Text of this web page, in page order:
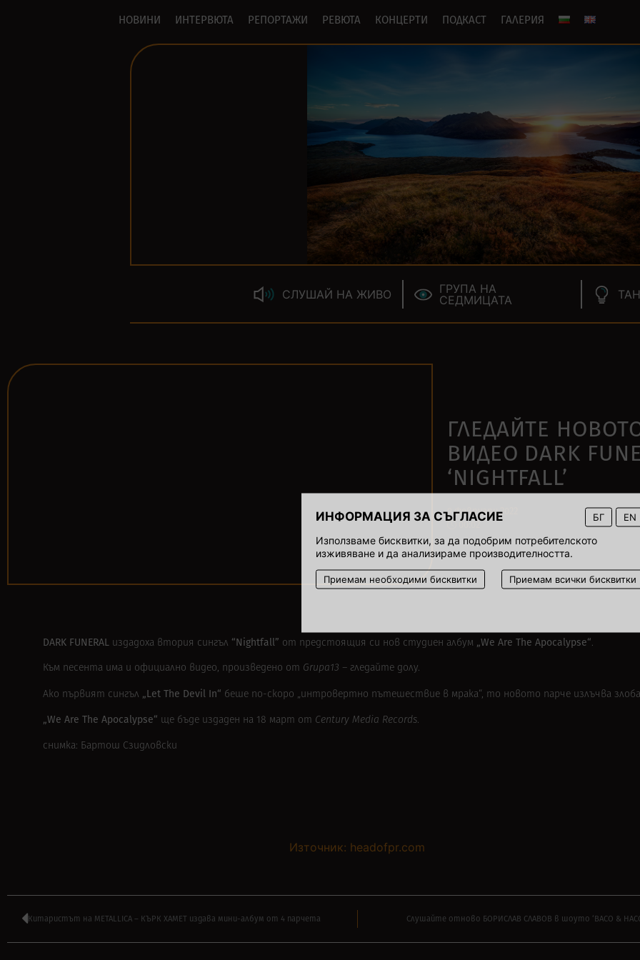
ИНФОРМАЦИЯ ЗА СЪГЛАСИЕ БГ EN
Използваме бисквитки, за да подобрим потребителското
изживяване и да анализираме производителността.
Приемам необходими бисквитки Приемам всички бисквитки
НОВИНИ ИНТЕРВЮТА РЕПОРТАЖИ РЕВЮТА КОНЦЕРТИ ПОДКАСТ ГАЛЕРИЯ
СЛУШАЙ НА ЖИВО
ГРУПА НА
СЕДМИЦАТА
ГЛЕДАЙТЕ
ВИДЕО DARK
‘NIGHTFALL’
9 февруари 2022
DARK FUNERAL издадоха втория сингъл “Nightfall” от предстоящия си нов студиен албум „We Are The Apocalypse“.
Към песента има и официално видео, произведено от Grupa13 – гледайте долу.
Ако първият сингъл „Let The Devil In“ беше по-скоро „интровертно пътешествие в мрака“, то новото парче излъчва
„We Are The Apocalypse“ ще бъде издаден на 18 март от Century Media Records.
снимка: Бартош Сзидловски
Източник: headofpr.com
Китаристът на METALLICA – КЪРК ХАМЕТ издава мини-албум от 4 парчета Слушайте отново БОРИСЛАВ СЛАВОВ в шоуто ‘ВАСО &